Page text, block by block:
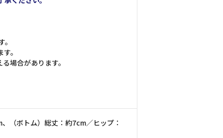
。
場合があります。
（ボトム）総丈：約7cm／ヒップ：